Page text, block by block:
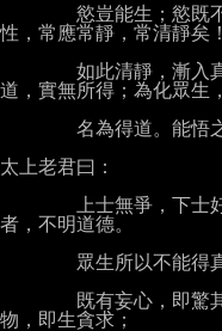
性，常應常靜，常清靜矣！
道，實無所得；為化眾生，
太上老君曰：
者，不明道德。
物，即生貪求；